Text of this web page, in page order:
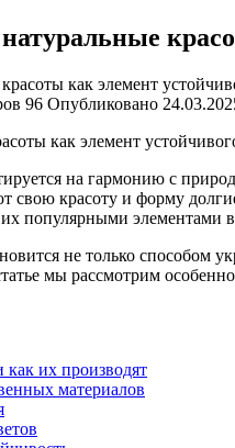
96 Опубликовано
как элемент
на гармонию с
свою красоту и форму
популярными элементами
не только способом
мы рассмотрим
как их производят
материалов